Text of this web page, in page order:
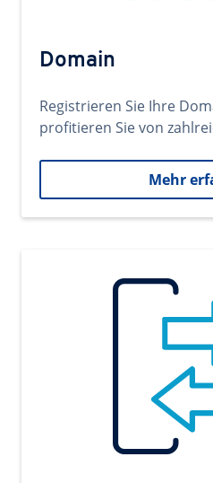
Domain
Registrieren Sie Ihre
profitieren Sie von
Mehr